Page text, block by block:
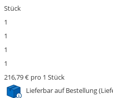
Stück
1
1
1
1
216,79 € pro 1 Stück
Lieferbar auf Bestellung